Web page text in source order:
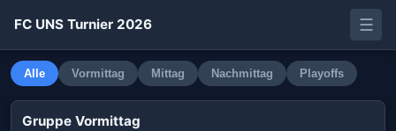
FC UNS Turnier 2026 ☰
Alle Vormittag Mittag Nachmittag Playoffs
Gruppe Vormittag